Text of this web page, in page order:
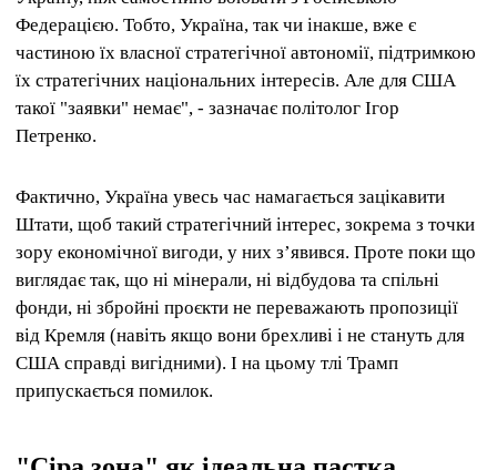
Федерацією. Тобто, Україна, так чи інакше, вже є
частиною їх власної стратегічної автономії, підтримкою
їх стратегічних національних інтересів. Але для США
такої "заявки" немає", - зазначає політолог Ігор
Петренко.
Фактично, Україна увесь час намагається зацікавити
Штати, щоб такий стратегічний інтерес, зокрема з точки
зору економічної вигоди, у них з’явився. Проте поки що
виглядає так, що ні мінерали, ні відбудова та спільні
фонди, ні збройні проєкти не переважають пропозиції
від Кремля (навіть якщо вони брехливі і не стануть для
США справді вигідними). І на цьому тлі Трамп
припускається помилок.